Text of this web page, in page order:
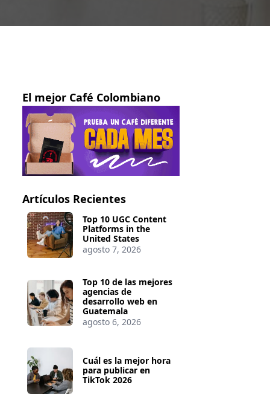
El mejor Café Colombiano
Artículos Recientes
Top 10 UGC Content
Platforms in the
United States
agosto 7, 2026
Top 10 de las mejores
agencias de
desarrollo web en
Guatemala
agosto 6, 2026
Cuál es la mejor hora
para publicar en
TikTok 2026